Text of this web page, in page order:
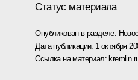
Статус материала
Опубликован в разделе:
Дата публикации: 1 октября
Ссылка на материал: